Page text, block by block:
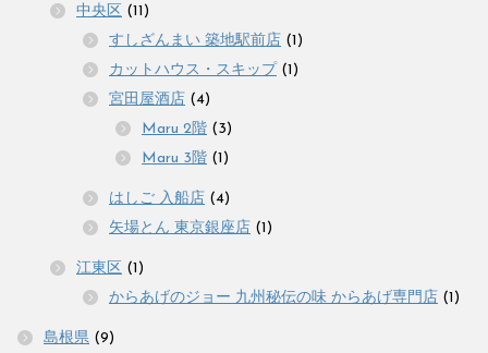
中央区 (11)
すしざんまい 築地駅前店 (1)
カットハウス・スキップ (1)
宮田屋酒店 (4)
Maru 2階 (3)
Maru 3階 (1)
はしご 入船店 (4)
矢場とん 東京銀座店 (1)
江東区 (1)
からあげのジョー 九州秘伝の味 からあげ専門店 (1)
島根県 (9)